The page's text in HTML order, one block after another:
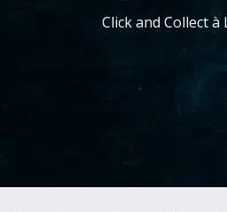
Click and Collect à